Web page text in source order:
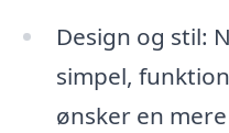
Design og stil:
simpel,
ønsker en